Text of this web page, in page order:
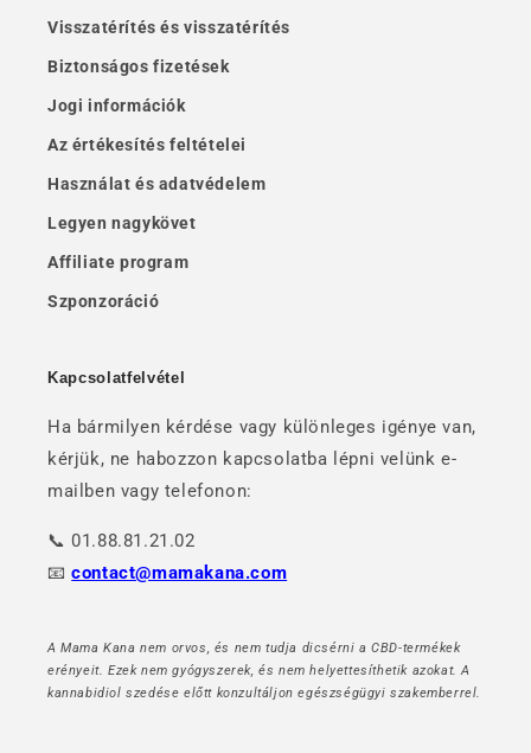
Visszatérítés és visszatérítés
Biztonságos fizetések
Jogi információk
Az értékesítés feltételei
Használat és adatvédelem
Legyen nagykövet
Affiliate program
Szponzoráció
Kapcsolatfelvétel
Ha bármilyen kérdése vagy különleges igénye van,
kérjük, ne habozzon kapcsolatba lépni velünk e-
mailben vagy telefonon:
📞 01.88.81.21.02
📧contact@mamakana.com
A Mama Kana nem orvos, és nem tudja dicsérni a CBD-termékek
erényeit. Ezek nem gyógyszerek, és nem helyettesíthetik azokat. A
kannabidiol szedése előtt konzultáljon egészségügyi szakemberrel.